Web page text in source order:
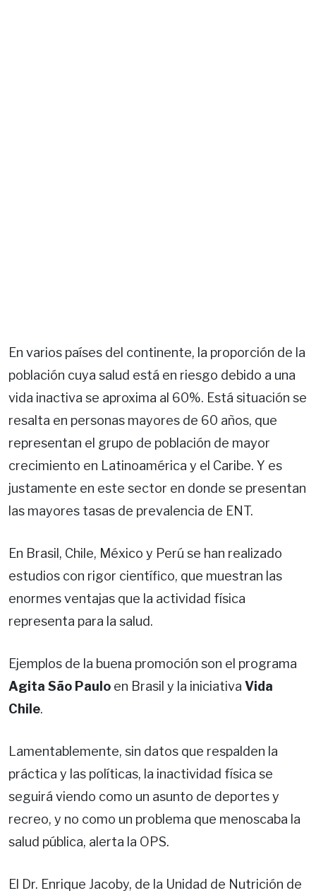
En varios países del continente, la proporción de la
población cuya salud está en riesgo debido a una
vida inactiva se aproxima al 60%. Está situación se
resalta en personas mayores de 60 años, que
representan el grupo de población de mayor
crecimiento en Latinoamérica y el Caribe. Y es
justamente en este sector en donde se presentan
las mayores tasas de prevalencia de ENT.
En Brasil, Chile, México y Perú se han realizado
estudios con rigor científico, que muestran las
enormes ventajas que la actividad física
representa para la salud.
Ejemplos de la buena promoción son el programa
Agita São Paulo en Brasil y la iniciativa Vida
Chile.
Lamentablemente, sin datos que respalden la
práctica y las políticas, la inactividad física se
seguirá viendo como un asunto de deportes y
recreo, y no como un problema que menoscaba la
salud pública, alerta la OPS.
El Dr. Enrique Jacoby, de la Unidad de Nutrición de